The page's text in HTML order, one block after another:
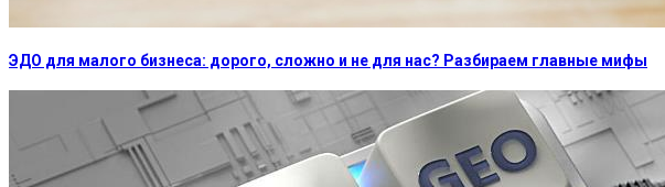
ЭДО для малого бизнеса: дорого, сложно и не для нас? Разбираем главные мифы